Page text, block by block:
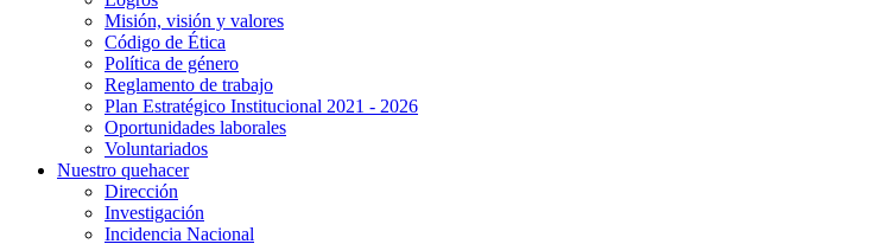
Misión, visión y valores
Código de Ética
Política de género
Reglamento de trabajo
Plan Estratégico Institucional 2021 - 2026
Oportunidades laborales
Voluntariados
Nuestro quehacer
Dirección
Investigación
Incidencia Nacional